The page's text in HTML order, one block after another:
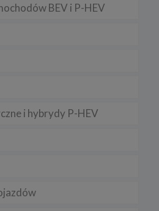
BEV i P-HEV
i hybrydy P-HEV